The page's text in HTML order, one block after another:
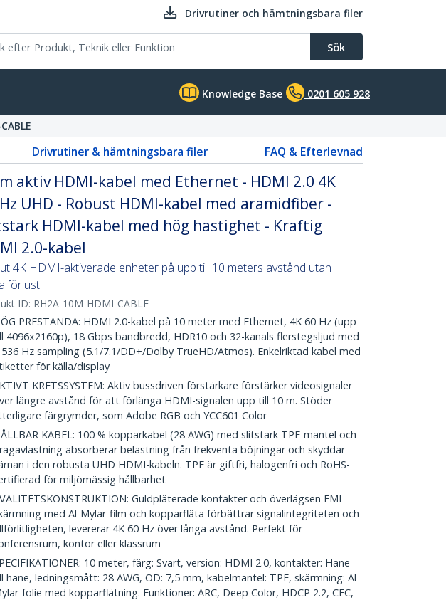
Drivrutiner och hämtningsbara filer
Sök
Knowledge Base 0201 605 928
Drivrutiner & hämtningsbara filer FAQ & Efterlevnad
aktiv HDMI-kabel med Ethernet - HDMI 2.0 4K
UHD - Robust HDMI-kabel med aramidfiber -
HDMI-kabel med hög hastighet - Kraftig
2.0-kabel
4K HDMI-aktiverade enheter på upp till 10 meters avstånd utan
ID: RH2A-10M-HDMI-CABLE
PRESTANDA: HDMI 2.0-kabel på 10 meter med Ethernet, 4K 60 Hz (upp
4096x2160p), 18 Gbps bandbredd, HDR10 och 32-kanals flerstegsljud med
536 Hz sampling (5.1/7.1/DD+/Dolby TrueHD/Atmos). Enkelriktad kabel med
för källa/display
KRETSSYSTEM: Aktiv bussdriven förstärkare förstärker videosignaler
längre avstånd för att förlänga HDMI-signalen upp till 10 m. Stöder
färgrymder, som Adobe RGB och YCC601 Color
KABEL: 100 % kopparkabel (28 AWG) med slitstark TPE-mantel och
absorberar belastning från frekventa böjningar och skyddar
i den robusta UHD HDMI-kabeln. TPE är giftfri, halogenfri och RoHS-
för miljömässig hållbarhet
Guldpläterade kontakter och överlägsen EMI-
med Al-Mylar-film och kopparfläta förbättrar signalintegriteten och
levererar 4K 60 Hz över långa avstånd. Perfekt för
kontor eller klassrum
10 meter, färg: Svart, version: HDMI 2.0, kontakter: Hane
hane, ledningsmått: 28 AWG, OD: 7,5 mm, kabelmantel: TPE, skärmning: Al-
folie med kopparflätning. Funktioner: ARC, Deep Color, HDCP 2.2, CEC,